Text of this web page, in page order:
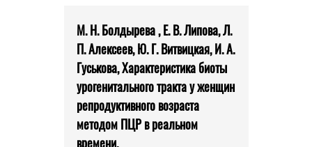
М. Н. Болдырева , Е. В. Липова, Л.
П. Алексеев, Ю. Г. Витвицкая, И. А.
Гуськова, Характеристика биоты
урогенитального тракта у женщин
репродуктивного возраста
методом ПЦР в реальном
времени.